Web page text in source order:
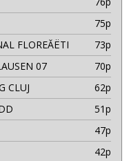
75p
FLOREĂËTI
73p
07
70p
CLUJ
62p
51p
47p
42p